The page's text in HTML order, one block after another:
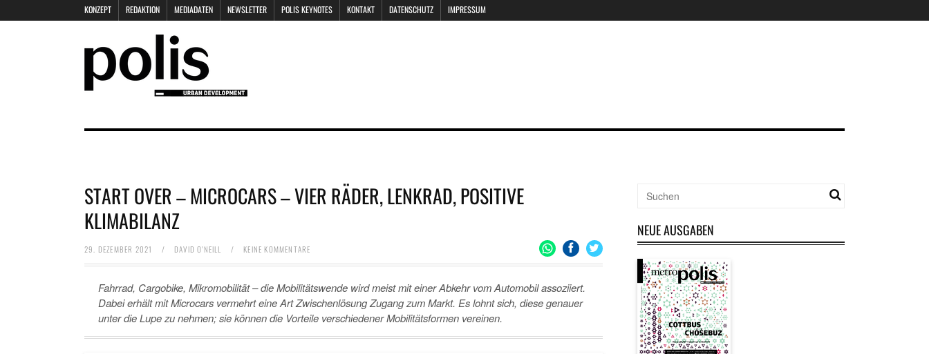
KONZEPT REDAKTION MEDIADATEN NEWSLETTER POLIS KEYNOTES KONTAKT DATENSCHUTZ IMPRESSUM
START OVER – MICROCARS – VIER RÄDER, LENKRAD, POSITIVE
KLIMABILANZ
29. DEZEMBER 2021 / DAVID O'NEILL / KEINE KOMMENTARE
Fahrrad, Cargobike, Mikromobilität – die Mobilitätswende wird meist mit einer Abkehr vom Automobil assoziiert.
Dabei erhält mit Microcars vermehrt eine Art Zwischenlösung Zugang zum Markt. Es lohnt sich, diese genauer
unter die Lupe zu nehmen; sie können die Vorteile verschiedener Mobilitätsformen vereinen.
NEUE AUSGABEN